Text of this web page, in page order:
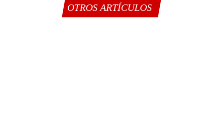
OTROS ARTÍCULOS